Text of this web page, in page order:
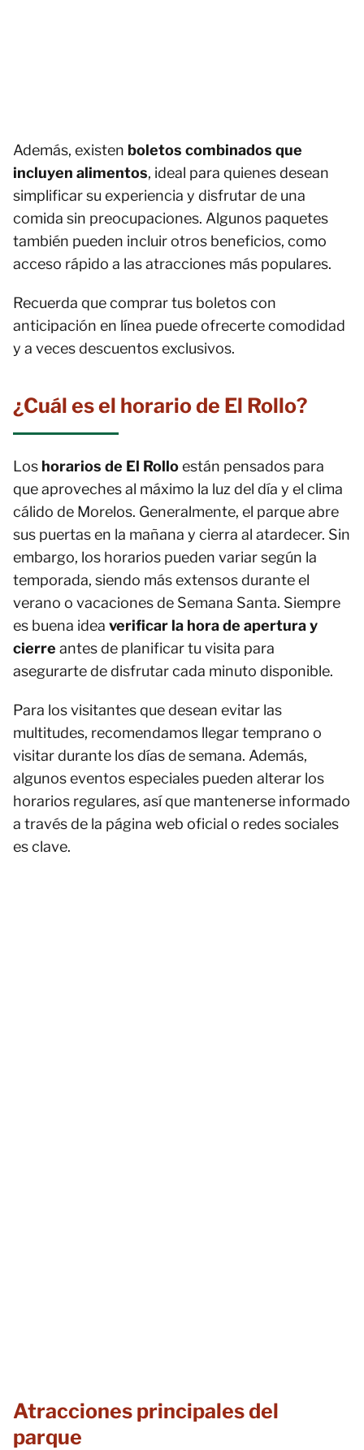
Además, existen boletos combinados que
incluyen alimentos, ideal para quienes desean
simplificar su experiencia y disfrutar de una
comida sin preocupaciones. Algunos paquetes
también pueden incluir otros beneficios, como
acceso rápido a las atracciones más populares.
Recuerda que comprar tus boletos con
anticipación en línea puede ofrecerte comodidad
y a veces descuentos exclusivos.
¿Cuál es el horario de El Rollo?
Los horarios de El Rolloestán pensados para
que aproveches al máximo la luz del día y el clima
cálido de Morelos. Generalmente, el parque abre
sus puertas en la mañana y cierra al atardecer. Sin
embargo, los horarios pueden variar según la
temporada, siendo más extensos durante el
verano o vacaciones de Semana Santa. Siempre
es buena idea verificar la hora de apertura y
cierre antes de planificar tu visita para
asegurarte de disfrutar cada minuto disponible.
Para los visitantes que desean evitar las
multitudes, recomendamos llegar temprano o
visitar durante los días de semana. Además,
algunos eventos especiales pueden alterar los
horarios regulares, así que mantenerse informado
a través de la página web oficial o redes sociales
es clave.
Atracciones principales del
parque